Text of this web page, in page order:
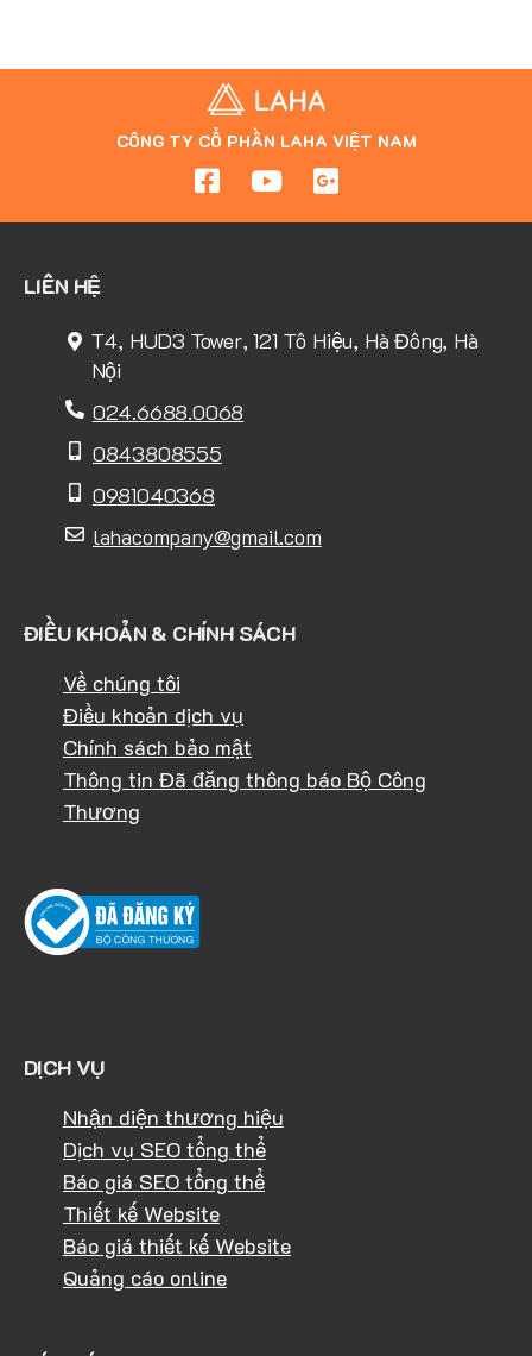
CÔNG TY CỔ PHẦN LAHA VIỆT NAM
LIÊN HỆ
T4, HUD3 Tower, 121 Tô Hiệu, Hà Đông, Hà
Nội
024.6688.0068
0843808555
0981040368
lahacompany@gmail.com
ĐIỀU KHOẢN & CHÍNH SÁCH
Về chúng tôi
Điều khoản dịch vụ
Chính sách bảo mật
Thông tin Đã đăng thông báo Bộ Công
Thương
DỊCH VỤ
Nhận diện thương hiệu
Dịch vụ SEO tổng thể
Báo giá SEO tổng thể
Thiết kế Website
Báo giá thiết kế Website
Quảng cáo online